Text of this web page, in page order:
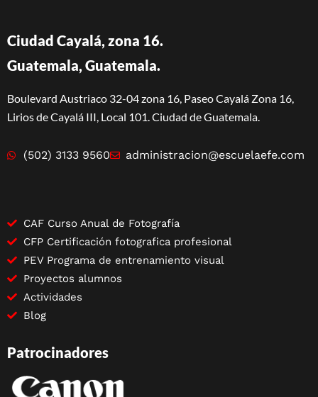
Ciudad Cayalá, zona 16.
Guatemala, Guatemala.
Boulevard Austriaco 32-04 zona 16, Paseo Cayalá Zona 16,
Lirios de Cayalá III, Local 101. Ciudad de Guatemala.
(502) 3133 9560 administracion@escuelaefe.com
CAF Curso Anual de Fotografía
CFP Certificación fotografica profesional
PEV Programa de entrenamiento visual
Proyectos alumnos
Actividades
Blog
Patrocinadores